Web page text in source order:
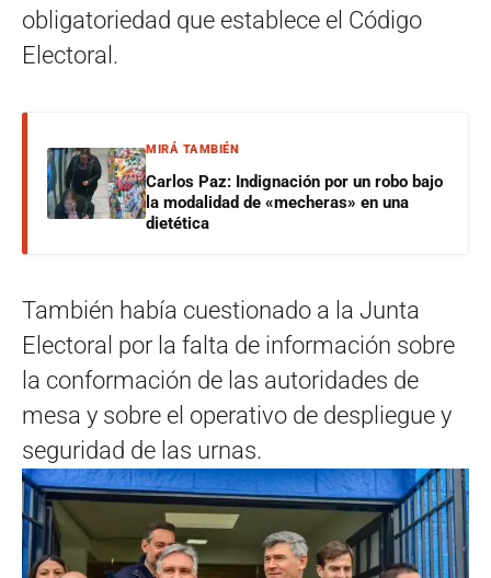
obligatoriedad que establece el Código
Electoral.
MIRÁ TAMBIÉN
Carlos Paz: Indignación por un robo bajo
la modalidad de «mecheras» en una
dietética
También había cuestionado a la Junta
Electoral por la falta de información sobre
la conformación de las autoridades de
mesa y sobre el operativo de despliegue y
seguridad de las urnas.